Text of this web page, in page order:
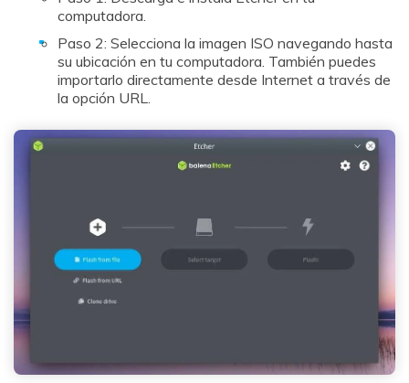
Continuar
computadora.
Paso 2: Selecciona la imagen ISO navegando hasta
su ubicación en tu computadora. También puedes
importarlo directamente desde Internet a través de
la opción URL.